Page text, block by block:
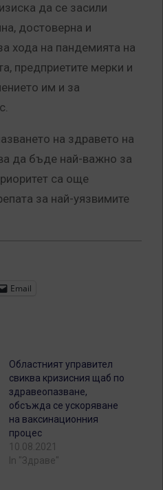
да се засили
достоверна и
хода на пандемията на
предприетите мерки и
им и за
на здравето на
да бъде най-важно за
са още
за най-уязвимите
Email
Областният управител
свиква кризисния щаб по
здравеопазване,
обсъжда се ускоряване
на ваксинационния
процес
10.08.2021
In "Здраве"